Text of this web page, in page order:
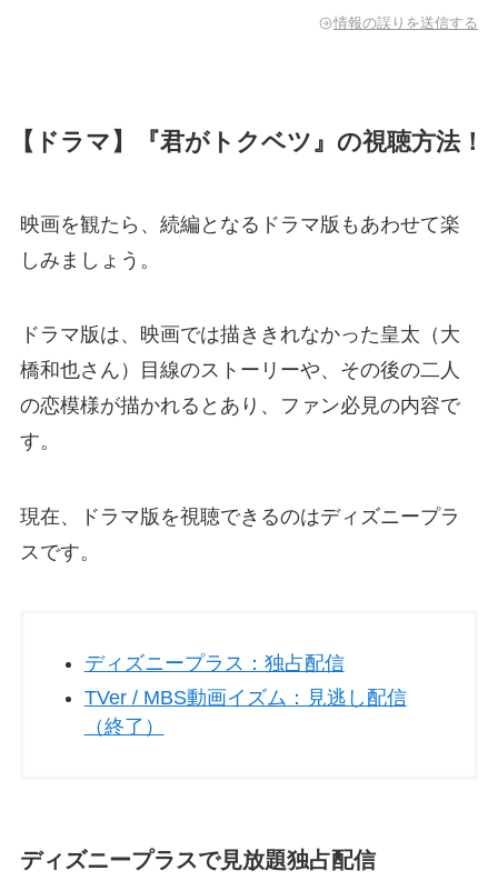
情報の誤りを送信する
【ドラマ】『君がトクベツ』の視聴方法！
映画を観たら、続編となるドラマ版もあわせて楽
しみましょう。
ドラマ版は、映画では描ききれなかった皇太（大
橋和也さん）目線のストーリーや、その後の二人
の恋模様が描かれるとあり、ファン必見の内容で
す。
現在、ドラマ版を視聴できるのはディズニープラ
スです。
ディズニープラス：独占配信
TVer / MBS動画イズム：見逃し配信
（終了）
ディズニープラスで見放題独占配信